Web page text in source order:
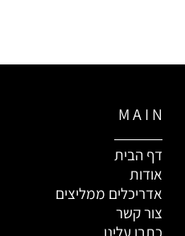
M A I N
דף הבית
אודות
אדריכלים ממליצים
צור קשר
כתבו עלינו